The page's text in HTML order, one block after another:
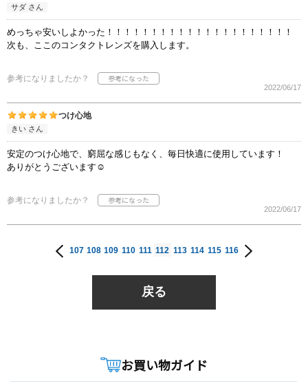
サダ さん
めっちゃ安いしよかった！！！！！！！！！！！！！！！！！！！！！
次も、ここのコンタクトレンズを購入します。
参考になりましたか？
2022/06/17
つけ心地
きい さん
安定のつけ心地で、窮屈な感じもなく、毎日快適に使用しています！
ありがとうございます☺︎
参考になりましたか？
2022/06/17
107 108 109 110 111 112 113 114 115 116
戻る
お買い物ガイド